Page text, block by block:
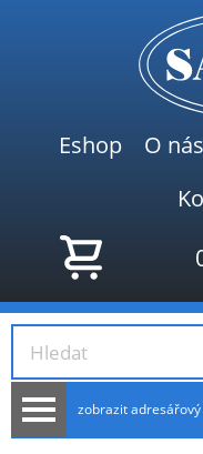
Eshop O nás
zobrazit